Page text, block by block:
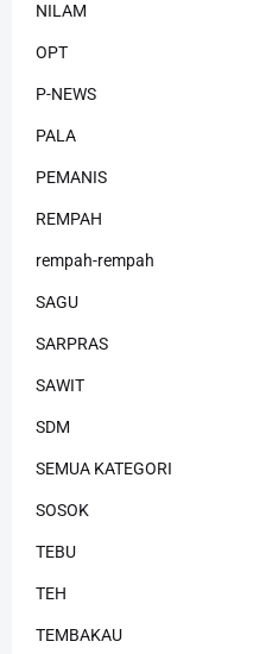
NILAM
OPT
P-NEWS
PALA
PEMANIS
REMPAH
rempah-rempah
SAGU
SARPRAS
SAWIT
SDM
SEMUA KATEGORI
SOSOK
TEBU
TEH
TEMBAKAU